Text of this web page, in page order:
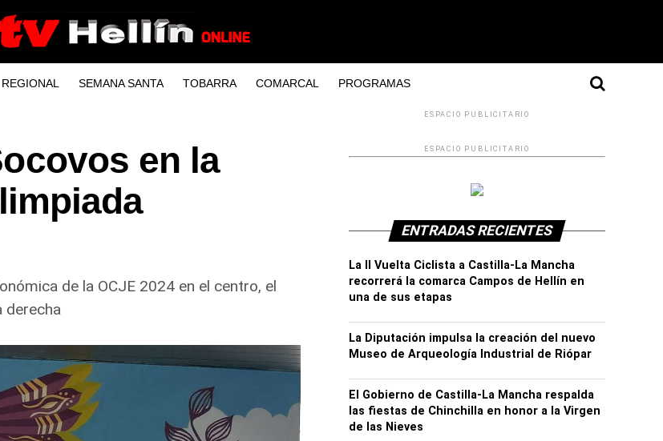
REGIONAL SEMANA SANTA TOBARRA COMARCAL PROGRAMAS
en la
de la OCJE 2024 en el centro, el
derecha
ESPACIO PUBLICITARIO
ESPACIO PUBLICITARIO
ENTRADAS RECIENTES
La II Vuelta Ciclista a Castilla-La Mancha
recorrerá la comarca Campos de Hellín en
una de sus etapas
La Diputación impulsa la creación del nuevo
Museo de Arqueología Industrial de Riópar
El Gobierno de Castilla-La Mancha respalda
las fiestas de Chinchilla en honor a la Virgen
de las Nieves